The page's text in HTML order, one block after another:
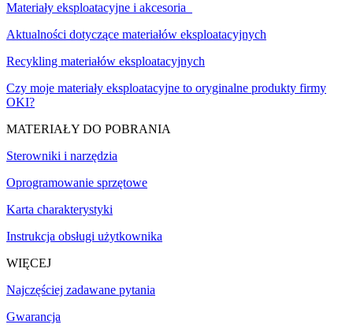
Materiały eksploatacyjne i akcesoria
Aktualności dotyczące materiałów eksploatacyjnych
Recykling materiałów eksploatacyjnych
Czy moje materiały eksploatacyjne to oryginalne produkty firmy
OKI?
MATERIAŁY DO POBRANIA
Sterowniki i narzędzia
Oprogramowanie sprzętowe
Karta charakterystyki
Instrukcja obsługi użytkownika
WIĘCEJ
Najczęściej zadawane pytania
Gwarancja